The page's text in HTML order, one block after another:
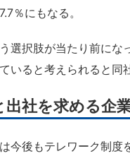
％にもなる。
選択肢が当たり前にな
いると考えられると同
社を求める企
後もテレワーク制度